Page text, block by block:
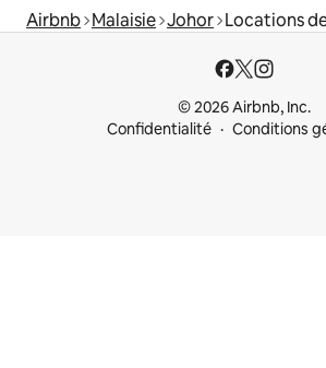
Airbnb Malaisie Johor Locations
© 2026 Airbnb, Inc.
Confidentialité
Conditions